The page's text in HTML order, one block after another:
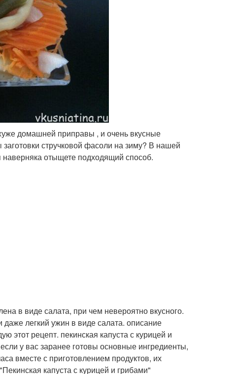
домашней приправы , и очень вкусные
стручковой фасоли на зиму? В нашей
отыщете подходящий способ.
в виде салата, при чем невероятно вкусного.
легкий ужин в виде салата. описание
этот рецепт. пекинская капуста с курицей и
у вас заранее готовы основные ингредиенты,
вместе с приготовлением продуктов, их
капуста с курицей и грибами"